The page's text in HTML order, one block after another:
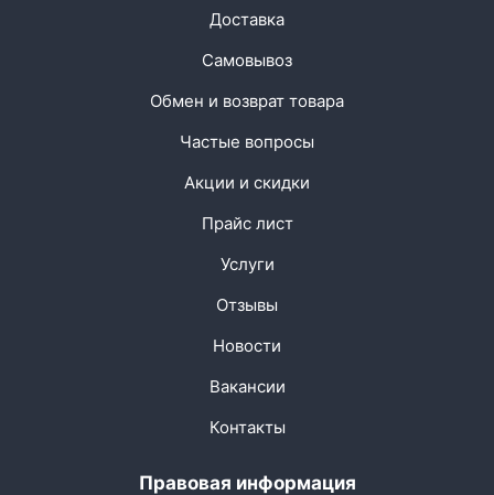
Доставка
Самовывоз
Обмен и возврат товара
Частые вопросы
Акции и скидки
Прайс лист
Услуги
Отзывы
Новости
Вакансии
Контакты
Правовая информация